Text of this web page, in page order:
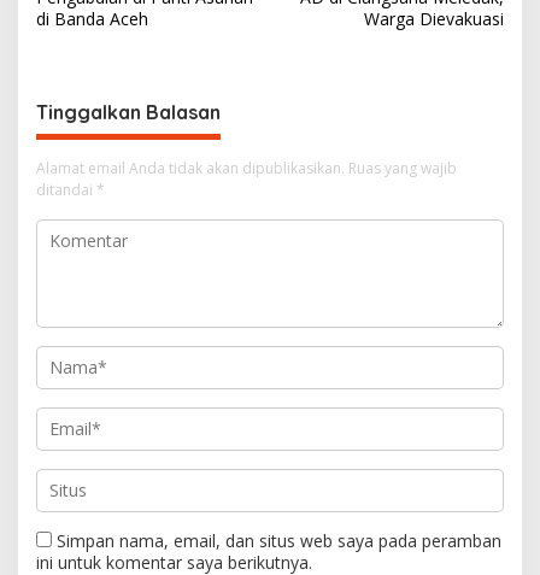
v
g
a
s
i
p
di Banda Aceh
Warga Dievakuasi
Tinggalkan Balasan
Alamat email Anda tidak akan dipublikasikan. Ruas yang wajib
ditandai *
Simpan nama, email, dan situs web saya pada peramban
ini untuk komentar saya berikutnya.